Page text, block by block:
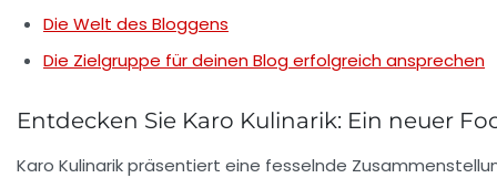
Die Welt des Bloggens
Die Zielgruppe für deinen Blog erfolgreich ansprechen
Entdecken Sie Karo Kulinarik: Ein neuer
Karo Kulinarik präsentiert eine fesselnde